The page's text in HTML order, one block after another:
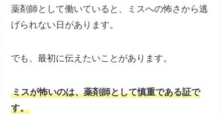
薬剤師として働いていると、ミスへの怖さから逃
げられない日があります。
でも、最初に伝えたいことがあります。
ミスが怖いのは、薬剤師として慎重である証で
す。